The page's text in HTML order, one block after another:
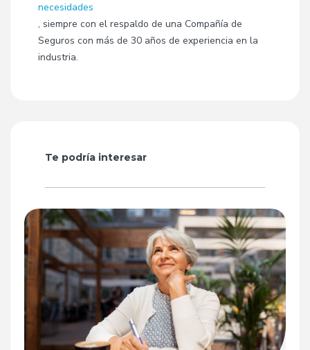
necesidades
, siempre con el respaldo de una Compañía de
Seguros con más de 30 años de experiencia en la
industria.
Te podría interesar